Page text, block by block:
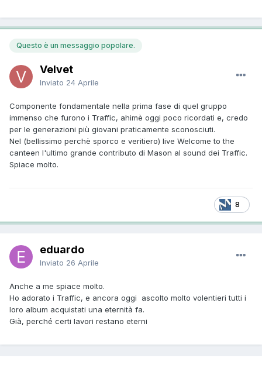
Questo è un messaggio popolare.
Velvet
Inviato 24 Aprile
Componente fondamentale nella prima fase di quel gruppo
immenso che furono i Traffic, ahimè oggi poco ricordati e, credo
per le generazioni più giovani praticamente sconosciuti.
Nel (bellissimo perchè sporco e veritiero) live Welcome to the
canteen l'ultimo grande contributo di Mason al sound dei Traffic.
Spiace molto.
8
eduardo
Inviato 26 Aprile
Anche a me spiace molto.
Ho adorato i Traffic, e ancora oggi ascolto molto volentieri tutti i
loro album acquistati una eternità fa.
Già, perché certi lavori restano eterni